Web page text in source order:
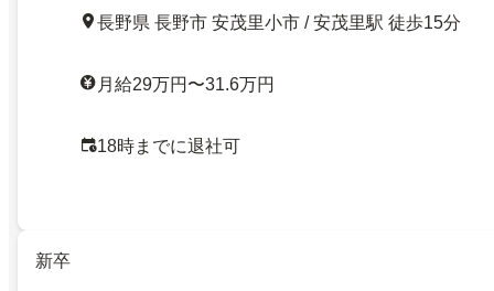
長野県 長野市 安茂里小市 / 安茂里駅 徒歩15分
月給29万円〜31.6万円
18時までに退社可
新卒